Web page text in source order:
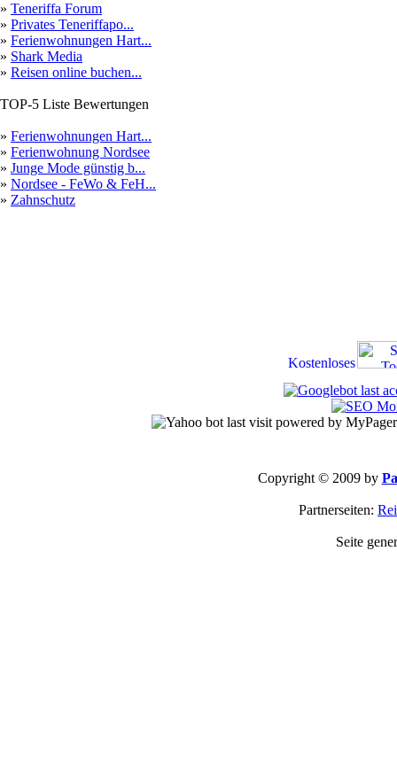
» Teneriffa Forum
» Privates Teneriffapo...
» Ferienwohnungen Hart...
» Shark Media
» Reisen online buchen...
TOP-5 Liste Bewertungen
» Ferienwohnungen Hart...
» Ferienwohnung Nordsee
» Junge Mode günstig b...
» Nordsee - FeWo & FeH...
» Zahnschutz
Copyright © 2009 by
Partnerseiten:
Seite